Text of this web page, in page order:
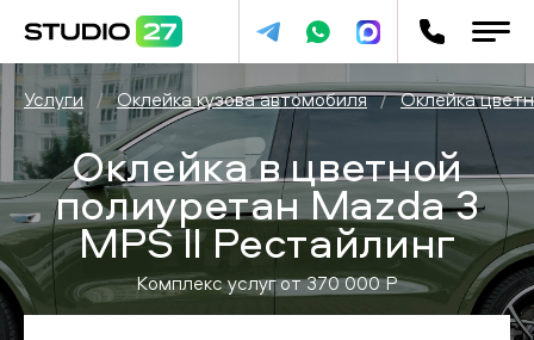
Услуги / Оклейка кузова автомобиля / Оклейка
Оклейка в цветной
полиуретан Mazda 3
MPS II Рестайлинг
Комплекс услуг от370 000P